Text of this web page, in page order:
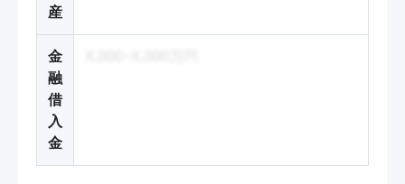
産
金
融
借
入
金